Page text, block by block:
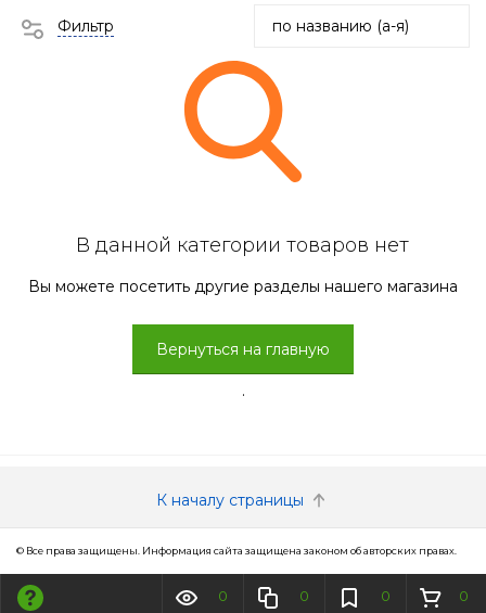
0 0 0 0
Фильтр
В данной категории товаров нет
Вы можете посетить другие разделы нашего магазина
Вернуться на главную
.
К началу страницы
© Все права защищены. Информация сайта защищена законом об авторских правах.